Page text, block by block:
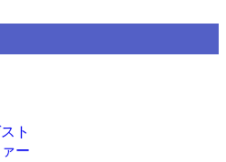
ト
ー